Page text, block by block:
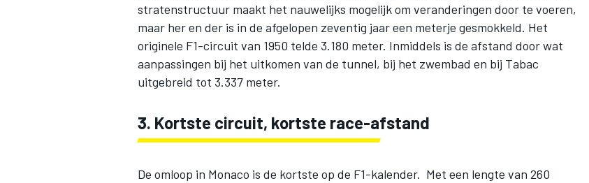
stratenstructuur maakt het nauwelijks mogelijk om veranderingen door te voeren,
maar her en der is in de afgelopen zeventig jaar een meterje gesmokkeld. Het
originele F1-circuit van 1950 telde 3.180 meter. Inmiddels is de afstand door wat
aanpassingen bij het uitkomen van de tunnel, bij het zwembad en bij Tabac
uitgebreid tot 3.337 meter.
3. Kortste circuit, kortste race-afstand
De omloop in Monaco is de kortste op de F1-kalender. Met een lengte van 260